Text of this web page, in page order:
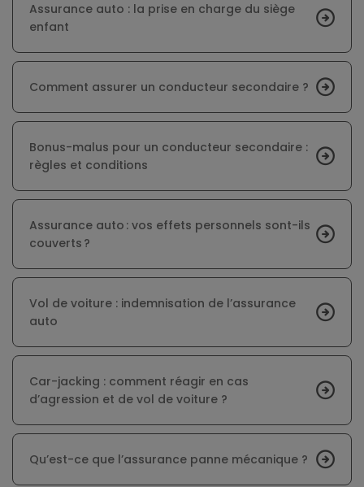
Assurance auto : la prise en charge du siège
enfant
Comment assurer un conducteur secondaire ?
Bonus-malus pour un conducteur secondaire :
règles et conditions
Assurance auto : vos effets personnels sont-ils
couverts ?
Vol de voiture : indemnisation de l’assurance
auto
Car-jacking : comment réagir en cas
d’agression et de vol de voiture ?
Qu’est-ce que l’assurance panne mécanique ?